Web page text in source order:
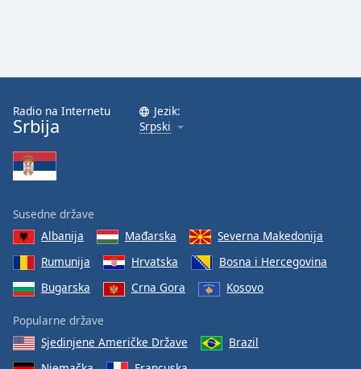
Radio na Internetu
Srbija
Jezik:
Srpski
Susedne države
Albanija
Mađarska
Severna Makedonija
Rumunija
Hrvatska
Bosna i Hercegovina
Bugarska
Crna Gora Kosovo
Popularne države
Sjedinjene Američke Države
Brazil